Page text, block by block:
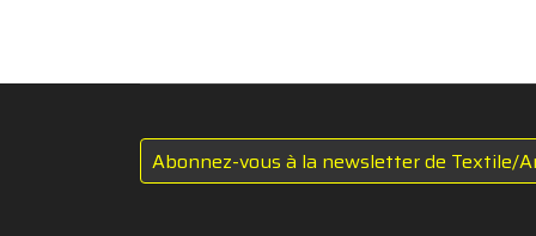
Abonnez-vous à la newsletter de Textile/